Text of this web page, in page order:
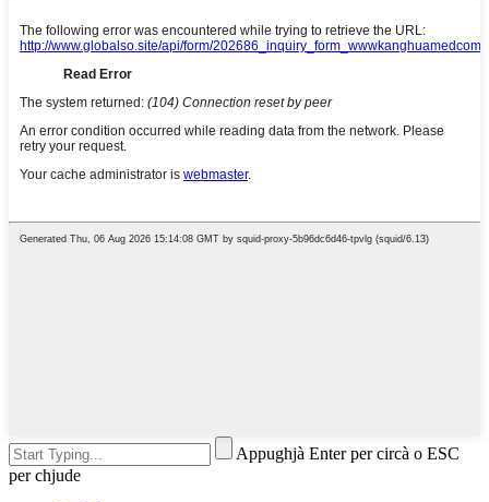
Appughjà Enter per circà o ESC
per chjude